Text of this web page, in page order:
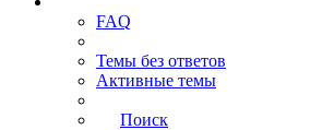
FAQ
Темы без ответов
Активные темы
Поиск